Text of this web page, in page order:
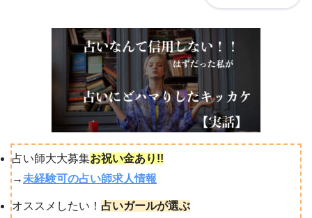
占い師大大募集お祝い金あり!!
→未経験可の占い師求人情報
オススメしたい！ 占いガールが選ぶ